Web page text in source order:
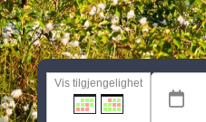
Vis tilgjengelighet